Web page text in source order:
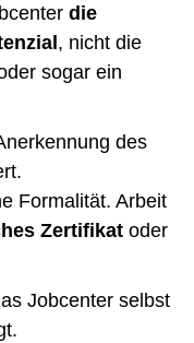
die
, nicht die
sogar ein
des
Formalität. Arbeit
Zertifikat oder
Jobcenter selbst